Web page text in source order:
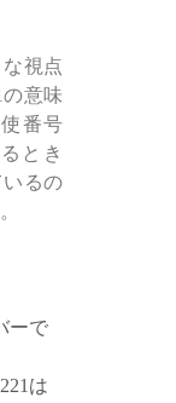
視点
意味
番号
とき
るの
ーで
は